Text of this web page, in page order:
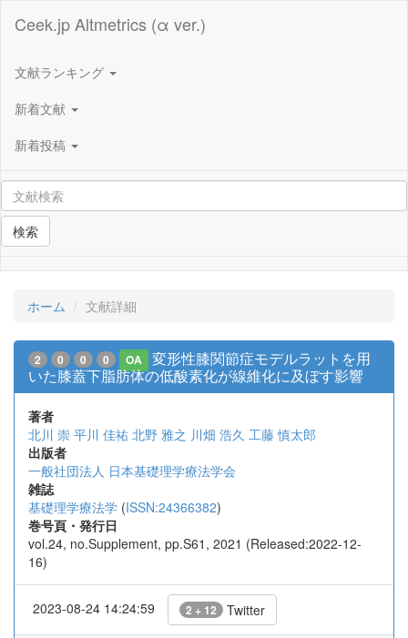
Ceek.jp Altmetrics (α ver.)
文献ランキング
新着文献
新着投稿
検索
ホーム 文献詳細
2 0 0 0 OA
変形性膝関節症モデルラットを用
いた膝蓋下脂肪体の低酸素化が線維化に及ぼす影響
著者
北川 崇 平川 佳祐 北野 雅之 川畑 浩久 工藤 慎太郎
出版者
一般社団法人 日本基礎理学療法学会
雑誌
基礎理学療法学 (ISSN:24366382)
巻号頁・発行日
vol.24, no.Supplement, pp.S61, 2021 (Released:2022-12-
16)
2023-08-24 14:24:59 2 + 12 Twitter